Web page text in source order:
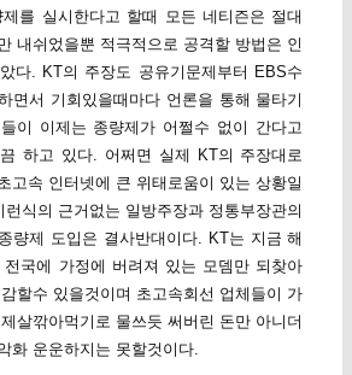
를 실시한다고 할때 모든 네티즌은 절대
내쉬었을뿐 적극적으로 공격할 방법은 인
다. KT의 주장도 공유기문제부터 EBS수
면서 기회있을때마다 언론을 통해 물타기
이 이제는 종량제가 어쩔수 없이 간다고
하고 있다. 어쩌면 실제 KT의 주장대로
고속 인터넷에 큰 위태로움이 있는 상황일
식의 근거없는 일방주장과 정통부장관의
량제 도입은 결사반대이다. KT는 지금 해
국에 가정에 버려져 있는 모뎀만 되찾아
할수 있을것이며 초고속회선 업체들이 가
살깎아먹기로 물쓰듯 써버린 돈만 아니더
화 운운하지는 못할것이다.